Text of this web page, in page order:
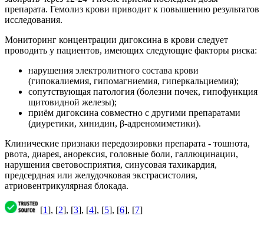
препарата. Гемолиз крови приводит к повышению результатов
исследования.
Мониторинг концентрации дигоксина в крови следует
проводить у пациентов, имеющих следующие факторы риска:
нарушения электролитного состава крови
(гипокалиемия, гипомагниемия, гиперкальциемия);
сопутствующая патология (болезни почек, гипофункция
щитовидной железы);
приём дигоксина совместно с другими препаратами
(диуретики, хинидин, β-адреномиметики).
Клинические признаки передозировки препарата - тошнота,
рвота, диарея, анорексия, головные боли, галлюцинации,
нарушения световосприятия, синусовая тахикардия,
предсердная или желудочковая экстрасистолия,
атриовентрикулярная блокада.
[1], [2], [3], [4], [5], [6], [7]